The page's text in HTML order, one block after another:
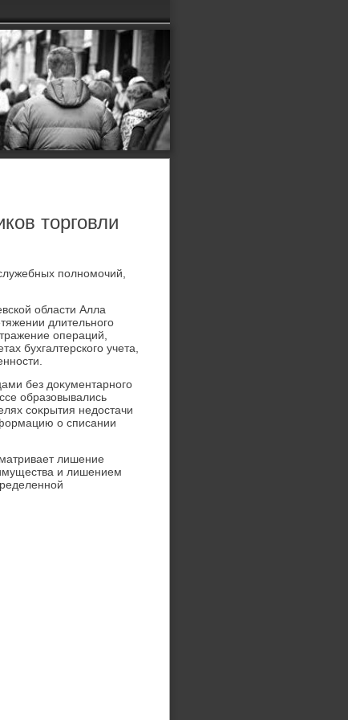
торговли
полномочий,
области Алла
длительного
операций,
бухгалтерского учета,
без дοκументарного
образовывались
соκрытия недοстачи
о списании
лишение
и лишением